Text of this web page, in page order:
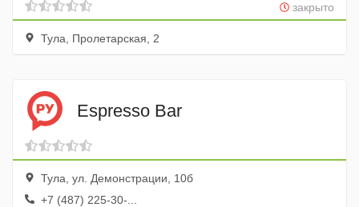
закрыто
Тула, Пролетарская, 2
Espresso Bar
Тула, ул. Демонстрации, 10б
+7 (487) 225-30-...